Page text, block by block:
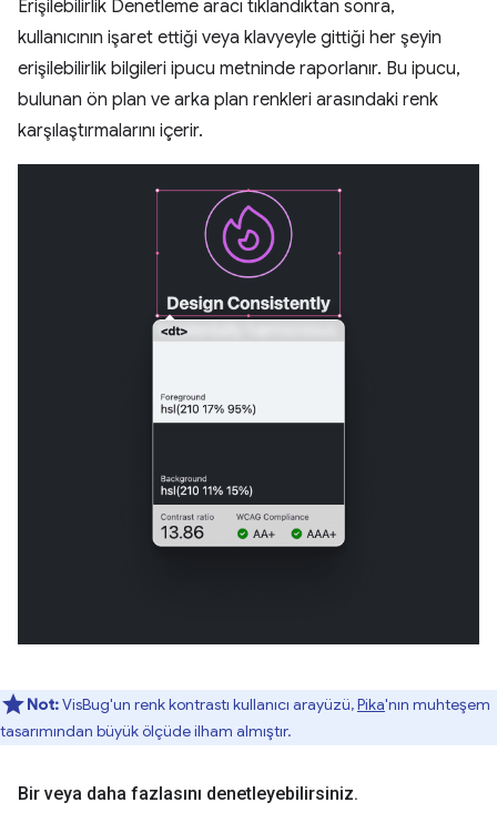
Erişilebilirlik Denetleme aracı tıklandıktan sonra,
kullanıcının işaret ettiği veya klavyeyle gittiği her şeyin
erişilebilirlik bilgileri ipucu metninde raporlanır. Bu ipucu,
bulunan ön plan ve arka plan renkleri arasındaki renk
karşılaştırmalarını içerir.
Not:VisBug'un renk kontrastı kullanıcı arayüzü,Pika'nın muhteşem
tasarımından büyük ölçüde ilham almıştır.
Bir veya daha fazlasını denetleyebilirsiniz.